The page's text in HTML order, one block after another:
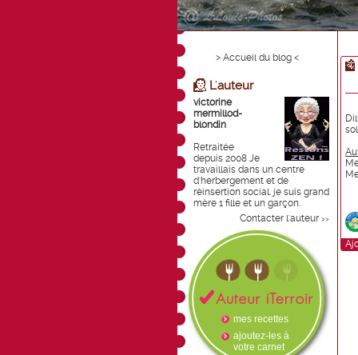
> Accueil du blog <
L'auteur
victorine
mermillod-
blondin
Retraitée
depuis 2008 Je
travaillais dans un centre
d'herbergement et de
réinsertion social. je suis grand
mère 1 fille et un garçon.
Contacter l'auteur >>
mes recettes
ajoutez-les à
votre carnet